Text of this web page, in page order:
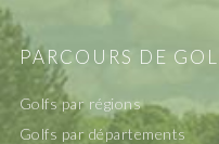
PARCOURS DE
Golfs par régions
Golfs par départements